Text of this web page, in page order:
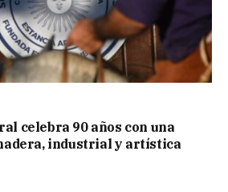
celebra 90 años con una
industrial y artística